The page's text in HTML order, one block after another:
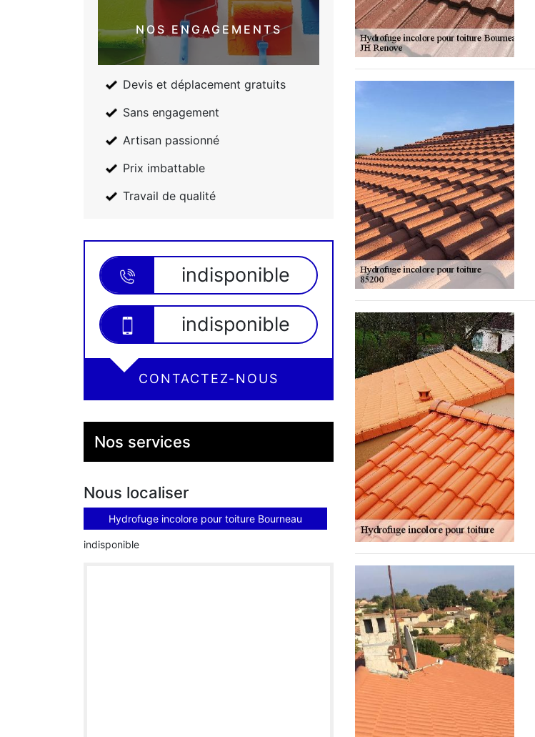
NOS ENGAGEMENTS
Devis et déplacement gratuits
Sans engagement
Artisan passionné
Prix imbattable
Travail de qualité
indisponible
indisponible
CONTACTEZ-NOUS
Nos services
Nous localiser
Hydrofuge incolore pour toiture Bourneau
indisponible